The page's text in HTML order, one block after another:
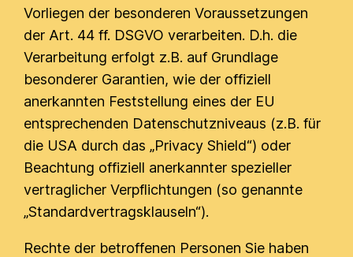
Vorliegen der besonderen Voraussetzungen
der Art. 44 ff. DSGVO verarbeiten. D.h. die
Verarbeitung erfolgt z.B. auf Grundlage
besonderer Garantien, wie der offiziell
anerkannten Feststellung eines der EU
entsprechenden Datenschutzniveaus (z.B. für
die USA durch das „Privacy Shield“) oder
Beachtung offiziell anerkannter spezieller
vertraglicher Verpflichtungen (so genannte
„Standardvertragsklauseln“).
Rechte der betroffenen Personen Sie haben